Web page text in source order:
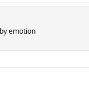
emotion